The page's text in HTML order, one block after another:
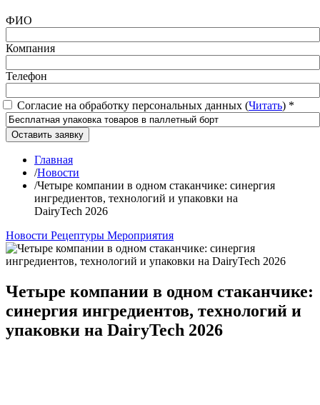
ФИО
Компания
Телефон
Согласие на обработку персональных данных (Читать) *
Оставить заявку
Главная
/Новости
/Четыре компании в одном стаканчике: синергия
ингредиентов, технологий и упаковки на
DairyTech 2026
Новости Рецептуры Мероприятия
Четыре компании в одном стаканчике:
синергия ингредиентов, технологий и
упаковки на DairyTech 2026